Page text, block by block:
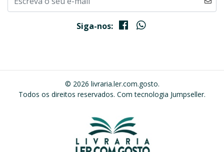
Siga-nos:
© 2026 livraria.ler.com.gosto.
Todos os direitos reservados. Com tecnologia Jumpseller.